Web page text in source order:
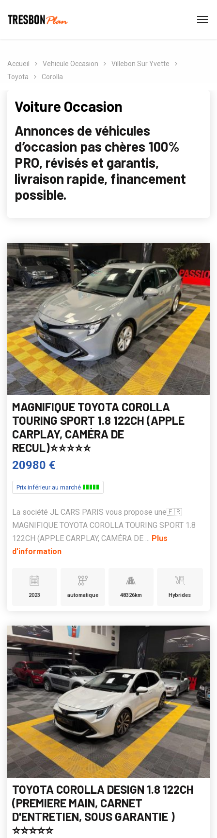
Accueil Vehicule Occasion
Villebon Sur Yvette
Toyota
Corolla
Voiture Occasion
Annonces de véhicules
d’occasion pas chères 100%
PRO, révisés et garantis,
livraison rapide, financement
possible.
MAGNIFIQUE TOYOTA COROLLA
TOURING SPORT 1.8 122CH (APPLE
CARPLAY, CAMÉRA DE
RECUL)⭐️⭐️⭐️⭐️⭐️
20980 €
Prix inférieur au marché
La société JL CARS PARIS vous propose une🇫🇷
MAGNIFIQUE TOYOTA COROLLA TOURING SPORT 1.8
122CH (APPLE CARPLAY, CAMÉRA DE ... Plus
d'information
2023 automatique 48326km Hybrides
TOYOTA COROLLA DESIGN 1.8 122CH
(PREMIERE MAIN, CARNET
D'ENTRETIEN, SOUS GARANTIE )
⭐️⭐️⭐️⭐️⭐️